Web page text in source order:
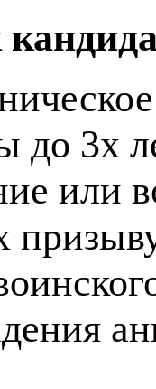
до 3х
или